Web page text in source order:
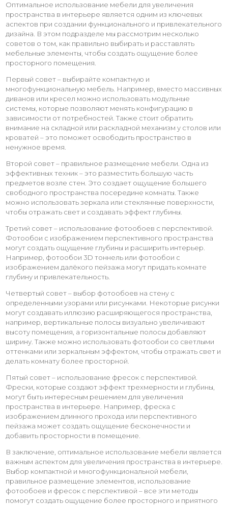
Оптимальное использование мебели для увеличения
пространства в интерьере является одним из ключевых
аспектов при создании функционального и привлекательного
дизайна. В этом подразделе мы рассмотрим несколько
советов о том, как правильно выбирать и расставлять
мебельные элементы, чтобы создать ощущение более
просторного помещения.
Первый совет – выбирайте компактную и
многофункциональную мебель. Например, вместо массивных
диванов или кресел можно использовать модульные
системы, которые позволяют менять конфигурацию в
зависимости от потребностей. Также стоит обратить
внимание на складной или раскладной механизм у столов или
кроватей – это поможет освободить пространство в
ненужное время.
Второй совет – правильное размещение мебели. Одна из
эффективных техник – это разместить большую часть
предметов возле стен. Это создает ощущение большего
свободного пространства посередине комнаты. Также
можно использовать зеркала или стеклянные поверхности,
чтобы отражать свет и создавать эффект глубины.
Третий совет – использование фотообоев с перспективой.
Фотообои с изображением перспективного пространства
могут создать ощущение глубины и расширить интерьер.
Например, фотообои 3D тоннель или фотообои с
изображением далёкого пейзажа могут придать комнате
глубину и привлекательность.
Четвертый совет – выбор фотообоев на стену с
определенными узорами или рисунками. Некоторые рисунки
могут создавать иллюзию расширяющегося пространства,
например, вертикальные полосы визуально увеличивают
высоту помещения, а горизонтальные полосы добавляют
ширину. Также можно использовать фотообои со светлыми
оттенками или зеркальным эффектом, чтобы отражать свет и
делать комнату более просторной.
Пятый совет – использование фресок с перспективой.
Фрески, которые создают эффект трехмерности и глубины,
могут быть интересным решением для увеличения
пространства в интерьере. Например, фреска с
изображением длинного прохода или перспективного
пейзажа может создать ощущение бесконечности и
добавить просторности в помещение.
В заключение, оптимальное использование мебели является
важным аспектом для увеличения пространства в интерьере.
Выбор компактной и многофункциональной мебели,
правильное размещение элементов, использование
фотообоев и фресок с перспективой – все эти методы
помогут создать ощущение более просторного и приятного